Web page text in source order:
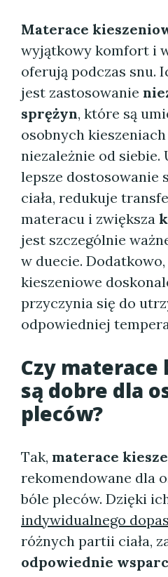
Materace
wyjątkowy komfort i
oferują podczas snu.
jest zastosowanie
sprężyn, które są
osobnych kieszeniach
niezależnie od siebie.
lepsze dostosowanie
ciała, redukuje
materacu i zwiększa
jest szczególnie
w duecie.
kieszeniowe
przyczynia się do
odpowiedniej
Czy
są dobre dla
pleców?
Tak, materace
rekomendowane dla
bóle pleców. Dzięki
indywidualnego
różnych partii ciała,
odpowiednie